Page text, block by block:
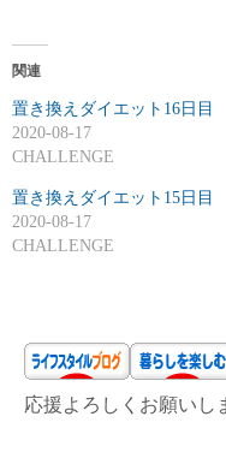
関連
置き換えダイエット16日目
2020-08-17
CHALLENGE
置き換えダイエット15日目
2020-08-17
CHALLENGE
応援よろしくお願いし